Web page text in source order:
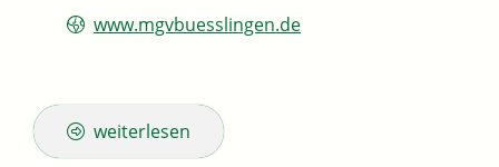
www.mgvbuesslingen.de
weiterlesen